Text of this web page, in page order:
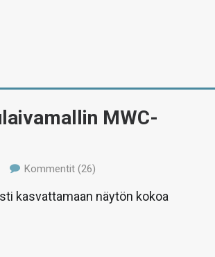
MWC-
Kommentit (26)
kasvattamaan näytön kokoa